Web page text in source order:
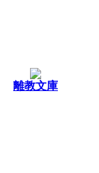
離教文庫